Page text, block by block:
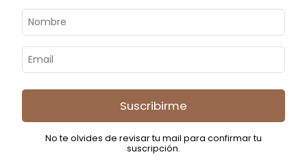
BANQUETA DE PETERIBI
Suscribirme
No te olvides de revisar tu mail para confirmar tu
suscripción.